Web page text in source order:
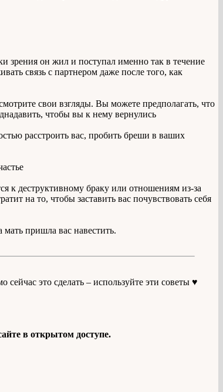
зрения он жил и поступал именно так в течение
связь с партнером даже после того, как
свои взгляды. Вы можете предполагать, что
чтобы вы к нему вернулись
расстроить вас, пробить бреши в ваших
к деструктивному браку или отношениям из-за
на то, чтобы заставить вас почувствовать себя
пришла вас навестить.
это сделать – используйте эти советы ♥️
в открытом доступе.